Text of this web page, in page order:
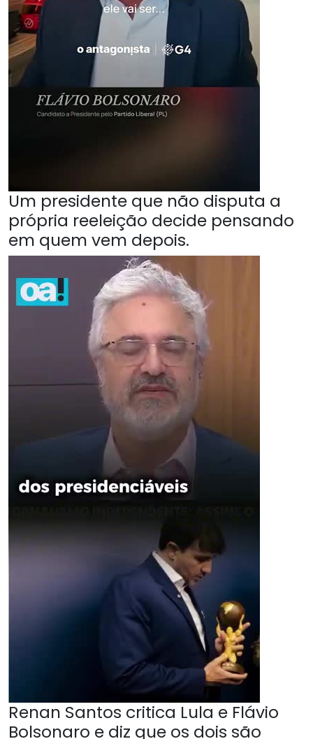
Um presidente que não disputa a
própria reeleição decide pensando
em quem vem depois.
Renan Santos critica Lula e Flávio
Bolsonaro e diz que os dois são